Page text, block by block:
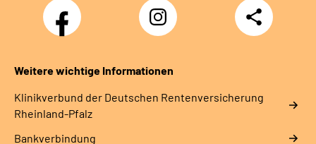
Facebook
Instagram
DRV
Nachwuchskräfte
Teilen
Weitere wichtige Informationen
Klinikverbund der Deutschen Rentenversicherung
Rheinland-Pfalz
Bankverbindung